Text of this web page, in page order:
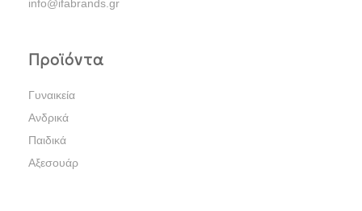
info@ifabrands.gr
Προϊόντα
Γυναικεία
Ανδρικά
Παιδικά
Αξεσουάρ